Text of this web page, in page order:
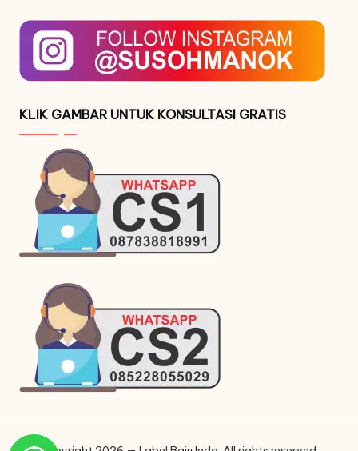
KLIK GAMBAR UNTUK KONSULTASI GRATIS